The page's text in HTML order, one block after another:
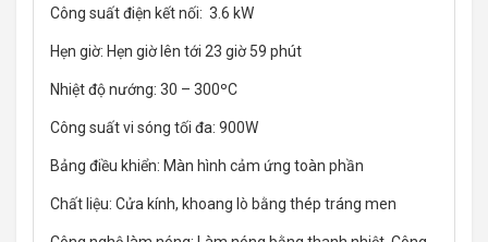
Công suất điện kết nối: 3.6 kW
Hẹn giờ: Hẹn giờ lên tới 23 giờ 59 phút
Nhiệt độ nướng: 30 – 300ºC
Công suất vi sóng tối đa: 900W
Bảng điều khiển: Màn hình cảm ứng toàn phần
Chất liệu: Cửa kính, khoang lò bằng thép tráng men